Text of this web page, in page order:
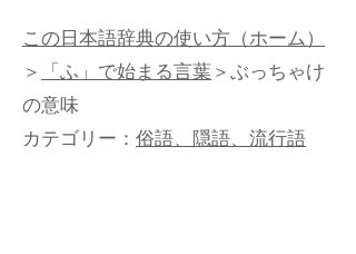
この日本語辞典の使い方（ホーム）
＞「ふ」で始まる言葉＞ぶっちゃけ
の意味
カテゴリー： 俗語、隠語、流行語